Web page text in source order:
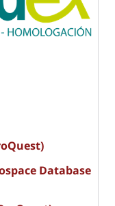
Database